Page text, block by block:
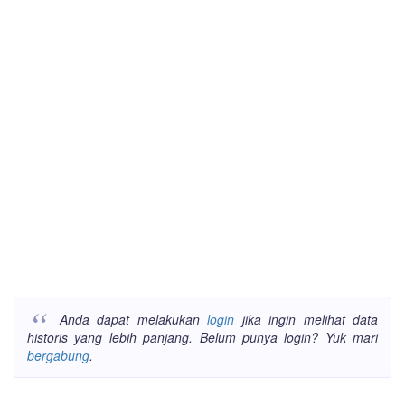
Anda dapat melakukanlogin jika ingin melihat data
historis yang lebih panjang. Belum punya login? Yuk mari
bergabung.